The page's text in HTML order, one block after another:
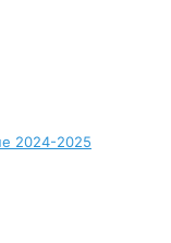
2024-2025